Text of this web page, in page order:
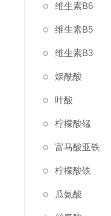
维生素B6
维生素B5
维生素B3
烟酰酸
叶酸
柠檬酸锰
富马酸亚铁
柠檬酸铁
瓜氨酸